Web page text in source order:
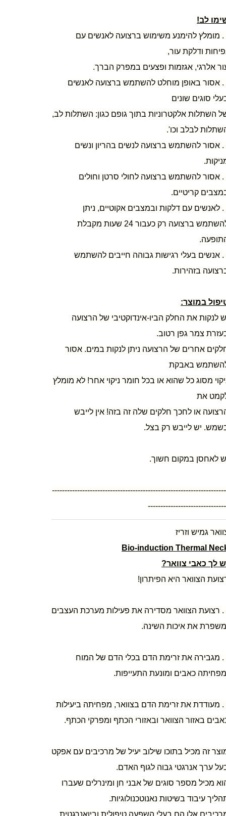
לב!
1. מומלץ להימנע משימוש ברצועה לאנשים עם
ודלקת עור,
אלרגי, אגזמות ופצעים במפרק הברך.
2. אסור באופן מוחלט להשתמש ברצועה לאנשים
סוגים שונים
השתלות אלקטרוניות בתוך גופם כגון: השתלות לב,
לבלב וכו'.
3. אסור להשתמש ברצועה לנשים בהריון ונשים
4. אסור להשתמש ברצועה לחולי סרטן וחולים
קריטיים.
5. לאנשים עם דלקות ובמצבים אקוטיים, ניתן
להשתמש ברצועה רק כעבור 24 שעות מקבלת
6. אנשים בעלי רגישות גבוהה חייבים להשתמש
בזהירות.
במוצר:
לנקות את החלק הביו-אינדוקטיבי של הרצועה
צמר גפן רטוב.
אחרים של הרצועה ניתן לנקות במים. אסור
באבקת
מסוג כל שהוא או בכל חומר ניקוי אחר! לא מומלץ
את
או לחכך חלקים שלה זה בזה! אין לייבש
יש לייבש רק בצל.
לאחסן במקום חשוך.
גמיש וזריז
Bio-induction Thermal
לך כאבי צוואר?
הצוואר היא הפיתרון!
1. רצועת הצוואר מסדירה את פעילות מערכת העצבים
את איכות השינה.
2. מגבירה את זרימת הדם בכלי הדם של המוח
כאבים ומונעת התעייפות.
3. מעודדת את זרימת הדם בצוואר, מפחיתה ביעילות
באזור הצוואר ובאזורי הכתף ומפרקי הכתף.
זה מכיל בתוכו שילוב יעיל של מרכיבים עם אפקט
ערך אנרגטי גבוה לגוף האדם.
מכיל מספר סוגים של אבני חן ומינרלים שעברו
עיבוד בשיטות נאנוטכנולוגיות.